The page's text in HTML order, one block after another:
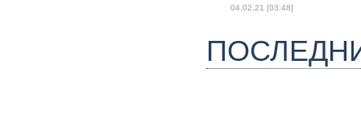
04.02.21 [03:48]